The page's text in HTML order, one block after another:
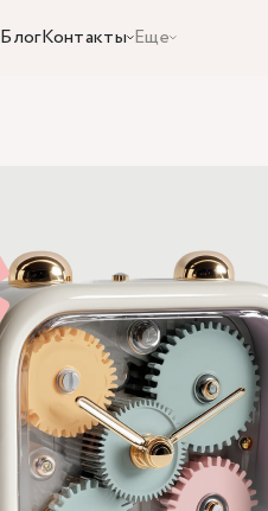
БлогКонтакты Еще